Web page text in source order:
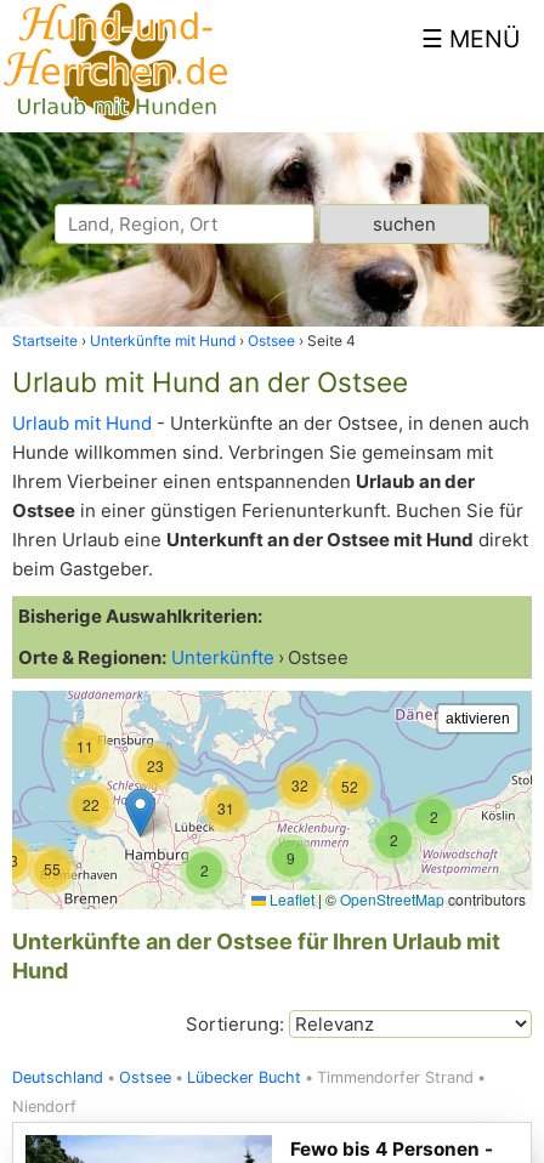
Startseite Unterkünfte mit Hund Ostsee Seite 4
Urlaub mit Hund an der Ostsee
Urlaub mit Hund - Unterkünfte an der Ostsee, in denen auch
Hunde willkommen sind. Verbringen Sie gemeinsam mit
Ihrem Vierbeiner einen entspannenden Urlaub an der
Ostsee in einer günstigen Ferienunterkunft. Buchen Sie für
Ihren Urlaub eine Unterkunft an der Ostsee mit Hund direkt
beim Gastgeber.
Bisherige Auswahlkriterien:
Orte & Regionen: Unterkünfte Ostsee
2
2
2
5
9
32
31
52
43 55
23
22
11
Leaflet| ©OpenStreetMapcontributors
Unterkünfte an der Ostsee für Ihren Urlaub mit
Hund
Sortierung:
Deutschland Ostsee Lübecker Bucht
Timmendorfer Strand
Niendorf
Fewo bis 4 Personen -